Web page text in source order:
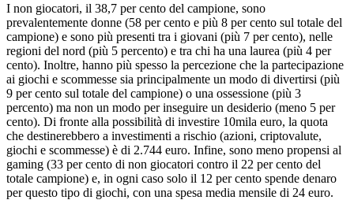
I non giocatori, il 38,7 per cento del campione, sono
prevalentemente donne (58 per cento e più 8 per cento sul totale del
campione) e sono più presenti tra i giovani (più 7 per cento), nelle
regioni del nord (più 5 percento) e tra chi ha una laurea (più 4 per
cento). Inoltre, hanno più spesso la percezione che la partecipazione
ai giochi e scommesse sia principalmente un modo di divertirsi (più
9 per cento sul totale del campione) o una ossessione (più 3
percento) ma non un modo per inseguire un desiderio (meno 5 per
cento). Di fronte alla possibilità di investire 10mila euro, la quota
che destinerebbero a investimenti a rischio (azioni, criptovalute,
giochi e scommesse) è di 2.744 euro. Infine, sono meno propensi al
gaming (33 per cento di non giocatori contro il 22 per cento del
totale campione) e, in ogni caso solo il 12 per cento spende denaro
per questo tipo di giochi, con una spesa media mensile di 24 euro.